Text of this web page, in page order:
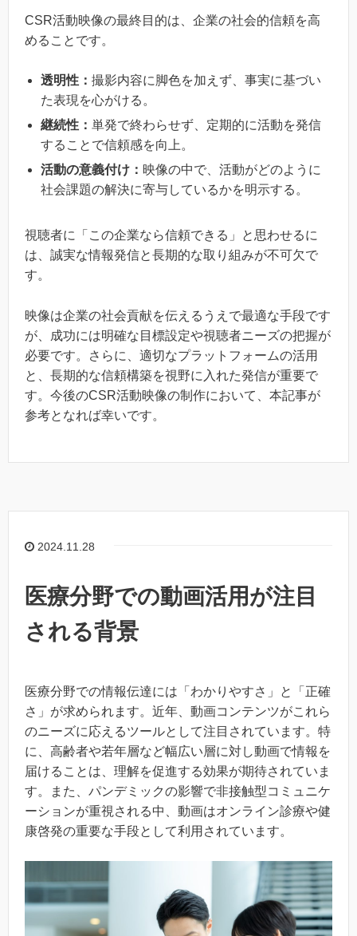
CSR活動映像の最終目的は、企業の社会的信頼を高
めることです。
透明性： 撮影内容に脚色を加えず、事実に基づい
た表現を心がける。
継続性： 単発で終わらせず、定期的に活動を発信
することで信頼感を向上。
活動の意義付け： 映像の中で、活動がどのように
社会課題の解決に寄与しているかを明示する。
視聴者に「この企業なら信頼できる」と思わせるに
は、誠実な情報発信と長期的な取り組みが不可欠で
す。
映像は企業の社会貢献を伝えるうえで最適な手段です
が、成功には明確な目標設定や視聴者ニーズの把握が
必要です。さらに、適切なプラットフォームの活用
と、長期的な信頼構築を視野に入れた発信が重要で
す。今後のCSR活動映像の制作において、本記事が
参考となれば幸いです。
2024.11.28
医療分野での動画活用が注目
される背景
医療分野での情報伝達には「わかりやすさ」と「正確
さ」が求められます。近年、動画コンテンツがこれら
のニーズに応えるツールとして注目されています。特
に、高齢者や若年層など幅広い層に対し動画で情報を
届けることは、理解を促進する効果が期待されていま
す。また、パンデミックの影響で非接触型コミュニケ
ーションが重視される中、動画はオンライン診療や健
康啓発の重要な手段として利用されています。